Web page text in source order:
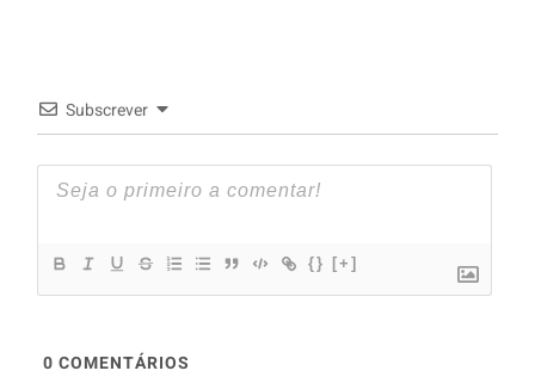
Subscrever
{} [+]
0 COMENTÁRIOS